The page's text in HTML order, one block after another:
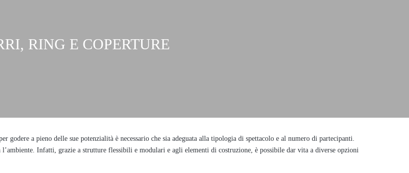
RING E COPERTURE
a pieno delle sue potenzialità è necessario che sia adeguata alla tipologia di spettacolo e al numero di partecipanti.
Infatti, grazie a strutture flessibili e modulari e agli elementi di costruzione, è possibile dar vita a diverse opzioni